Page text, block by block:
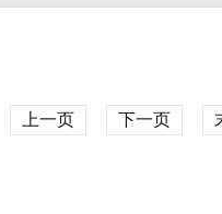
上一页 下一页